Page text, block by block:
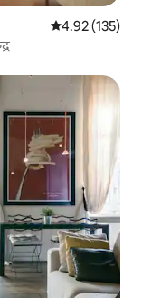
औसत रेटिंग 5 में से
4.92 (135)